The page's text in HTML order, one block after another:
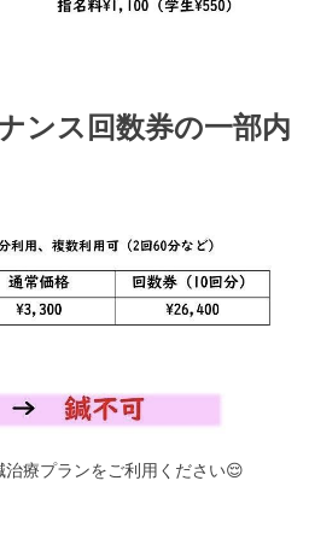
ンス回数券の一部内
療プランをご利用ください😌